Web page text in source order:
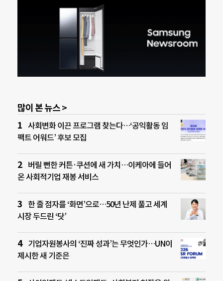
많이 본 뉴스 >
사회변화 이끈 프로그램 찾는다…‘공익활동 임
팩트 어워드’ 후보 모집
버릴 뻔한 커튼·쿠션에 새 가치…이케아에 들어
온 사회적기업 재봉 서비스
한 줄 점자를 ‘화면’으로…50년 난제 풀고 세계
시장 두드린 ‘닷’
기업자원봉사의 ‘진짜 성과’는 무엇인가…UN이
제시한 새 기준은